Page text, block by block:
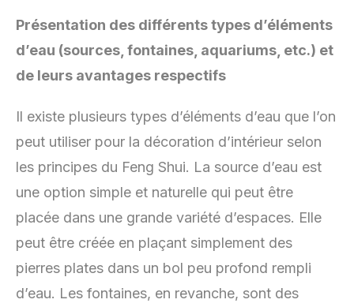
Présentation des différents types d’éléments
d’eau (sources, fontaines, aquariums, etc.) et
de leurs avantages respectifs
Il existe plusieurs types d’éléments d’eau que l’on
peut utiliser pour la décoration d’intérieur selon
les principes du Feng Shui. La source d’eau est
une option simple et naturelle qui peut être
placée dans une grande variété d’espaces. Elle
peut être créée en plaçant simplement des
pierres plates dans un bol peu profond rempli
d’eau. Les fontaines, en revanche, sont des